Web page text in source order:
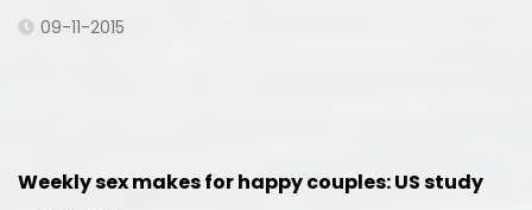
09-11-2015
Weekly sex makes for happy couples: US study